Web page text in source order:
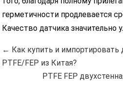
герметичности продлевается
Качество датчика значительно
← Как купить и импортировать
PTFE/FEP из Китая?
PTFE FEP